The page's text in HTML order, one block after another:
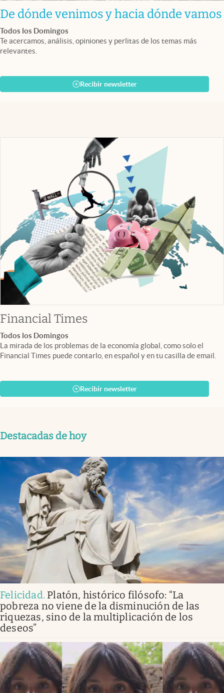
De dónde venimos y hacia dónde vamos
Todos los Domingos
Te acercamos, análisis, opiniones y perlitas de los temas más
relevantes.
Recibir newsletter
Financial Timesabre en nueva pestaña
Todos los Domingos
La mirada de los problemas de la economía global, como solo el
Financial Times puede contarlo, en español y en tu casilla de email.
Recibir newsletter
Destacadas de hoy
Felicidad. Platón, histórico filósofo: “La
pobreza no viene de la disminución de las
riquezas, sino de la multiplicación de los
deseos”